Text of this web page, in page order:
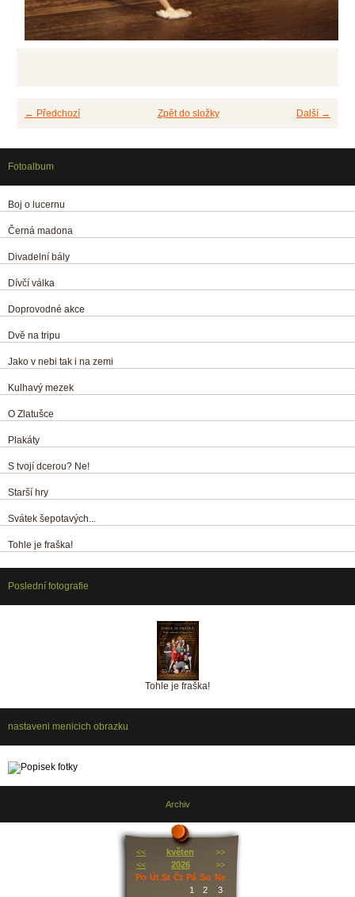
← Předchozí Další →
Zpět do složky
Fotoalbum
Boj o lucernu
Černá madona
Divadelní bály
Dívčí válka
Doprovodné akce
Dvě na tripu
Jako v nebi tak i na zemi
Kulhavý mezek
O Zlatušce
Plakáty
S tvojí dcerou? Ne!
Starší hry
Svátek šepotavých...
Tohle je fraška!
Poslední fotografie
Tohle je fraška!
nastaveni menicich obrazku
Archiv
<< květen
>>
<<
2026
>>
Po Út St Čt Pá So Ne
1
2 3